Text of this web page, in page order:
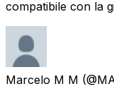
compatibile con la
Marcelo M M